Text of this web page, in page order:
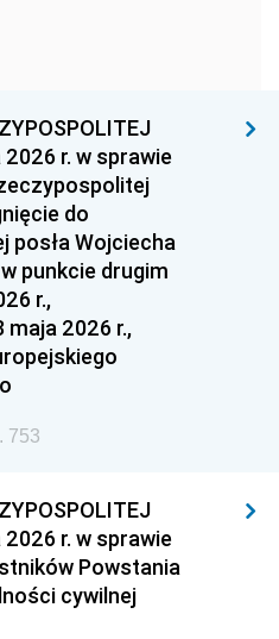
1952
1949
1937
2026 r. w sprawie
do
posła Wojciecha
punkcie drugim
r.,
maja 2026 r.,
753
2026 r. w sprawie
Powstania
cywilnej